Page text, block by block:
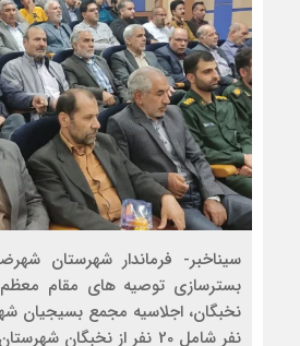
سیناخبر- فرماندار شهرستان
بسترسازی توصیه های مقام معظم
نفر شامل 20 نفر از نخبگان